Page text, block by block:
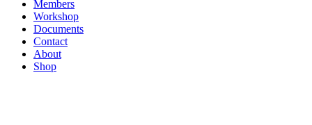
Members
Workshop
Documents
Contact
About
Shop